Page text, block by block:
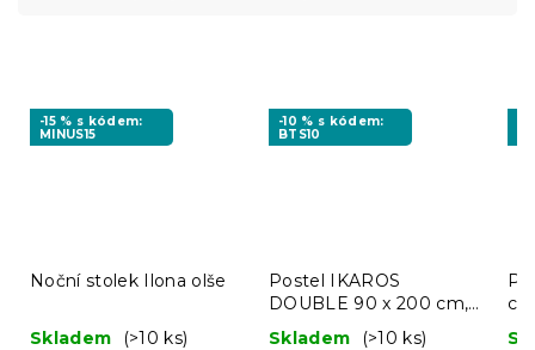
-15 % s kódem:
MINUS15
Noční stolek Ilona olše
Skladem (>10 ks)
-10 % s kódem:
BTS10
Postel IKAROS
DOUBLE 90 x 200 cm,
bílá/dub sonoma
Skladem (>10 ks)